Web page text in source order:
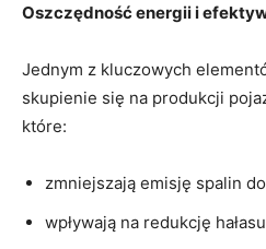
Oszczędność energii i
Jednym z kluczowych
skupienie się na produkcji
które:
zmniejszają emisję spalin
wpływają na redukcję